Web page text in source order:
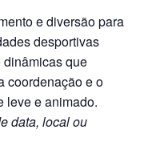
e diversão para
desportivas
que
coordenação e o
leve e animado.
data, local ou